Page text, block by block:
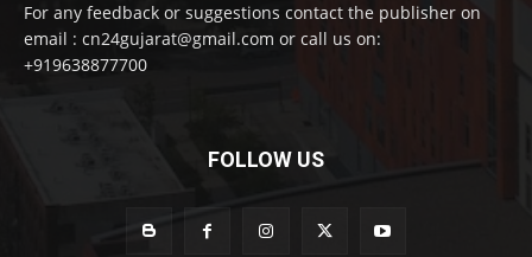
For any feedback or suggestions contact the publisher on
email : cn24gujarat@gmail.com or call us on:
+919638877700
FOLLOW US